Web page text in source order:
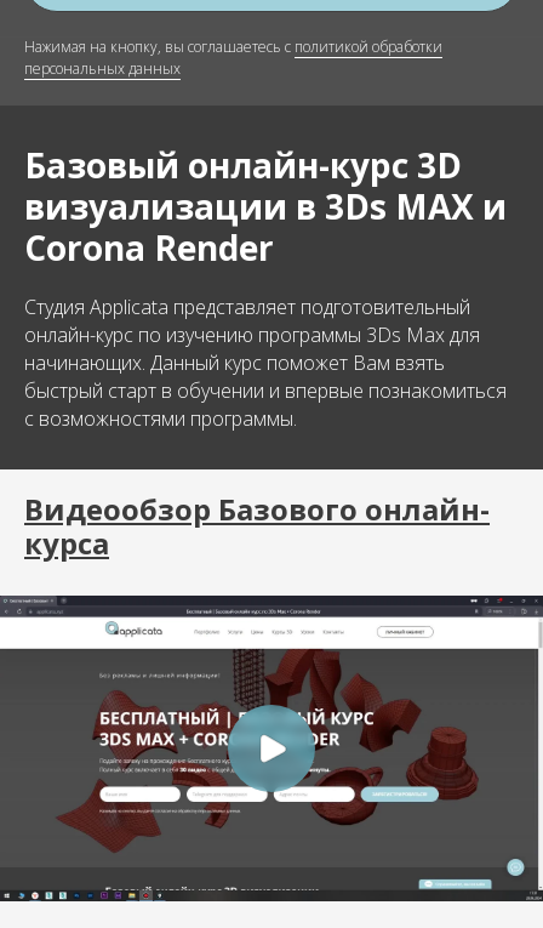
Нажимая на кнопку, вы соглашаетесь с политикой обработки
персональных данных
Базовый онлайн-курс 3D
визуализации в 3Ds MAX и
Corona Render
Студия Applicata представляет подготовительный
онлайн-курс по изучению программы 3Ds Max для
начинающих. Данный курс поможет Вам взять
быстрый старт в обучении и впервые познакомиться
с возможностями программы.
Видеообзор Базового онлайн-
курса